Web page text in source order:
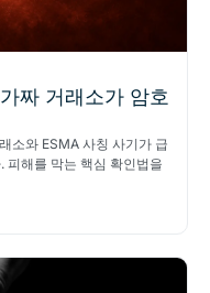
짜 거래소가 암호
소와 ESMA 사칭 사기가 급
피해를 막는 핵심 확인법을